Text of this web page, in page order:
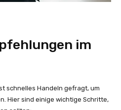
im
schnelles Handeln gefragt, um
Hier sind einige wichtige Schritte,